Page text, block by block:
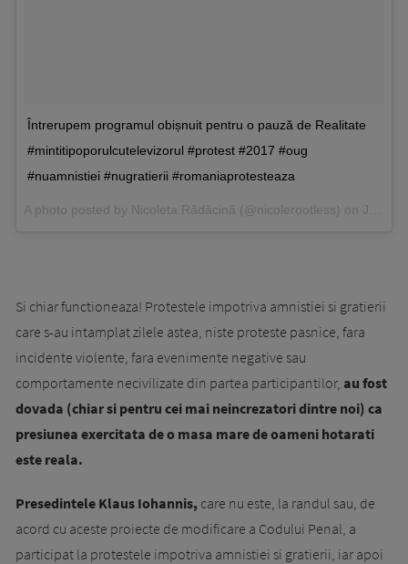
Întrerupem programul obișnuit pentru o pauză de Realitate
#mintitipoporulcutelevizorul #protest #2017 #oug
#nuamnistiei #nugratierii #romaniaprotesteaza
A photo posted by Nicoleta Rădăcină (@nicolerootless) on Jan 29, 2017 at 11:43am PST
Si chiar functioneaza! Protestele impotriva amnistiei si gratierii
care s-au intamplat zilele astea, niste proteste pasnice, fara
incidente violente, fara evenimente negative sau
comportamente necivilizate din partea participantilor, au fost
dovada (chiar si pentru cei mai neincrezatori dintre noi) ca
presiunea exercitata de o masa mare de oameni hotarati
este reala.
Presedintele Klaus Iohannis, care nu este, la randul sau, de
acord cu aceste proiecte de modificare a Codului Penal, a
participat la protestele impotriva amnistiei si gratierii, iar apoi